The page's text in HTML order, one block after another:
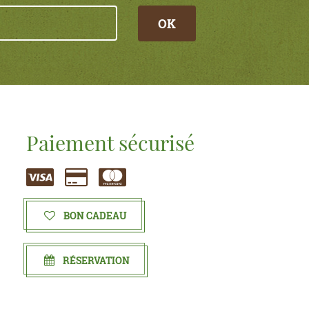
OK
Paiement sécurisé
BON CADEAU
RÉSERVATION